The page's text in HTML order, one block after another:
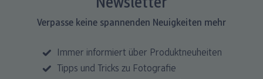
Newsletter
Verpasse keine spannenden Neuigkeiten mehr
Immer informiert über Produktneuheiten
Tipps und Tricks zu Fotografie